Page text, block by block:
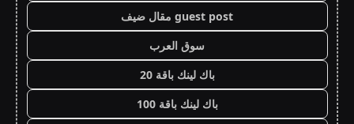
guest post مقال ضيف
سوق العرب
باك لينك باقة 20
باك لينك باقة 100